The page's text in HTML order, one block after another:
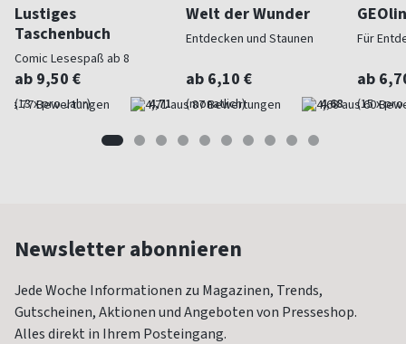
Lustiges
Taschenbuch
Comic Lesespaß ab 8
ab 9,50 €
(13 x pro Jahr) 4,71
Welt der Wunder
Entdecken und Staunen
ab 6,10 €
(monatlich) 4,68
Für
ab
(15 x
Newsletter abonnieren
Jede Woche Informationen zu Magazinen, Trends,
Gutscheinen, Aktionen und Angeboten von Presseshop.
Alles direkt in Ihrem Posteingang.